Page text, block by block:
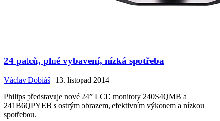
24 palců, plné vybavení, nízká spotřeba
Václav Dobiáš | 13. listopad 2014
Philips představuje nové 24” LCD monitory 240S4QMB a
241B6QPYEB s ostrým obrazem, efektivním výkonem a nízkou
spotřebou.